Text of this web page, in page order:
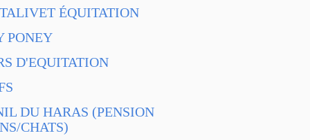
ÉQUITATION
PONEY
D'EQUITATION
DU HARAS (PENSION
CHATS)